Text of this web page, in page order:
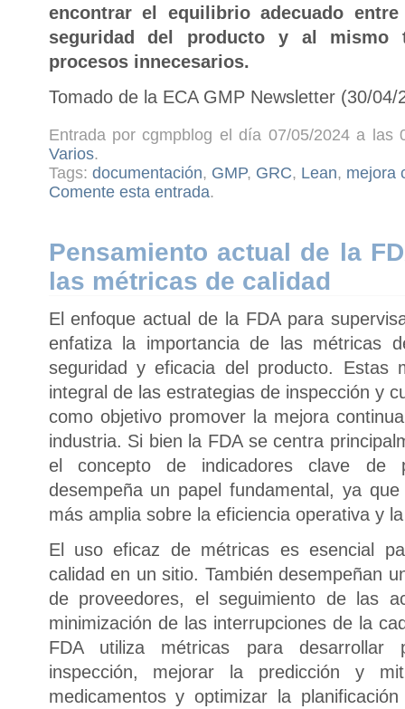
encontrar el equilibrio adecuado
seguridad del producto y al mismo
procesos innecesarios.
Tomado de la ECA GMP Newsletter (30/04/
Entrada por cgmpblog el día 07/05/2024 a
Varios.
Tags: documentación, GMP, GRC, Lean, mejora
Comente esta entrada.
Pensamiento actual de la
las métricas de calidad
El enfoque actual de la FDA para
enfatiza la importancia de las métricas
seguridad y eficacia del producto. Estas
integral de las estrategias de inspección y
como objetivo promover la mejora
industria. Si bien la FDA se centra
el concepto de indicadores clave de
desempeña un papel fundamental, ya
más amplia sobre la eficiencia operativa y
El uso eficaz de métricas es esencial
calidad en un sitio. También desempeñan
de proveedores, el seguimiento de las
minimización de las interrupciones de la
FDA utiliza métricas para desarrollar
inspección, mejorar la predicción y
medicamentos y optimizar la